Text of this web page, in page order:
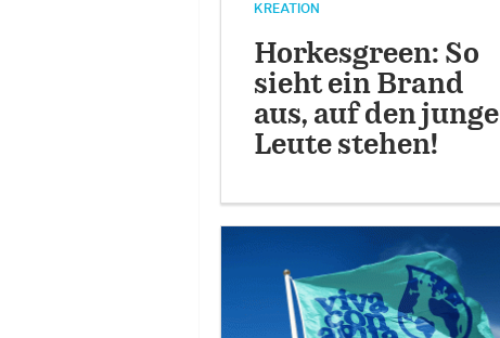
KREATION
Horkesgreen: So
sieht ein Brand
aus, auf den junge
Leute stehen!